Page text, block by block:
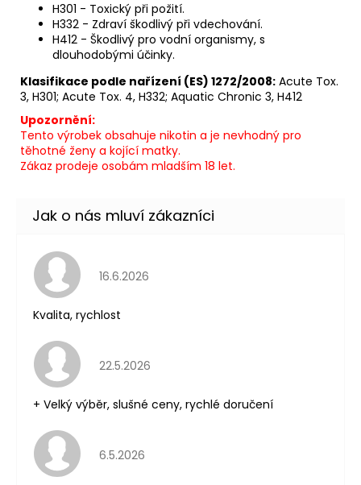
H301 - Toxický při požití.
H332 - Zdraví škodlivý při vdechování.
H412 - Škodlivý pro vodní organismy, s
dlouhodobými účinky.
Klasifikace podle nařízení (ES) 1272/2008: Acute Tox.
3, H301; Acute Tox. 4, H332; Aquatic Chronic 3, H412
Upozornění:
Tento výrobek obsahuje nikotin a je nevhodný pro
těhotné ženy a kojící matky.
Zákaz prodeje osobám mladším 18 let.
Hodnocení obchodu je 5 z 5 hvězdiček.
16.6.2026
Kvalita, rychlost
Hodnocení obchodu je 5 z 5 hvězdiček.
22.5.2026
+ Velký výběr, slušné ceny, rychlé doručení
Hodnocení obchodu je 5 z 5 hvězdiček.
6.5.2026